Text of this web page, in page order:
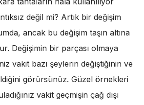
değil mi? Artık bir değişim
ancak bu değişim taşın altına
Değişimin bir parçası olmaya
vakit bazı şeylerin değiştiğinin ve
görürsünüz. Güzel örnekleri
vakit geçmişin çağ dışı